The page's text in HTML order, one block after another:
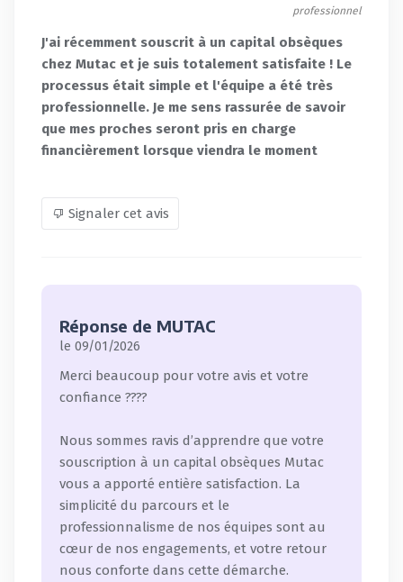
professionnel
J'ai récemment souscrit à un capital obsèques
chez Mutac et je suis totalement satisfaite ! Le
processus était simple et l'équipe a été très
professionnelle. Je me sens rassurée de savoir
que mes proches seront pris en charge
financièrement lorsque viendra le moment
Signaler cet avis
Réponse de MUTAC
le 09/01/2026
Merci beaucoup pour votre avis et votre
confiance ????
Nous sommes ravis d’apprendre que votre
souscription à un capital obsèques Mutac
vous a apporté entière satisfaction. La
simplicité du parcours et le
professionnalisme de nos équipes sont au
cœur de nos engagements, et votre retour
nous conforte dans cette démarche.